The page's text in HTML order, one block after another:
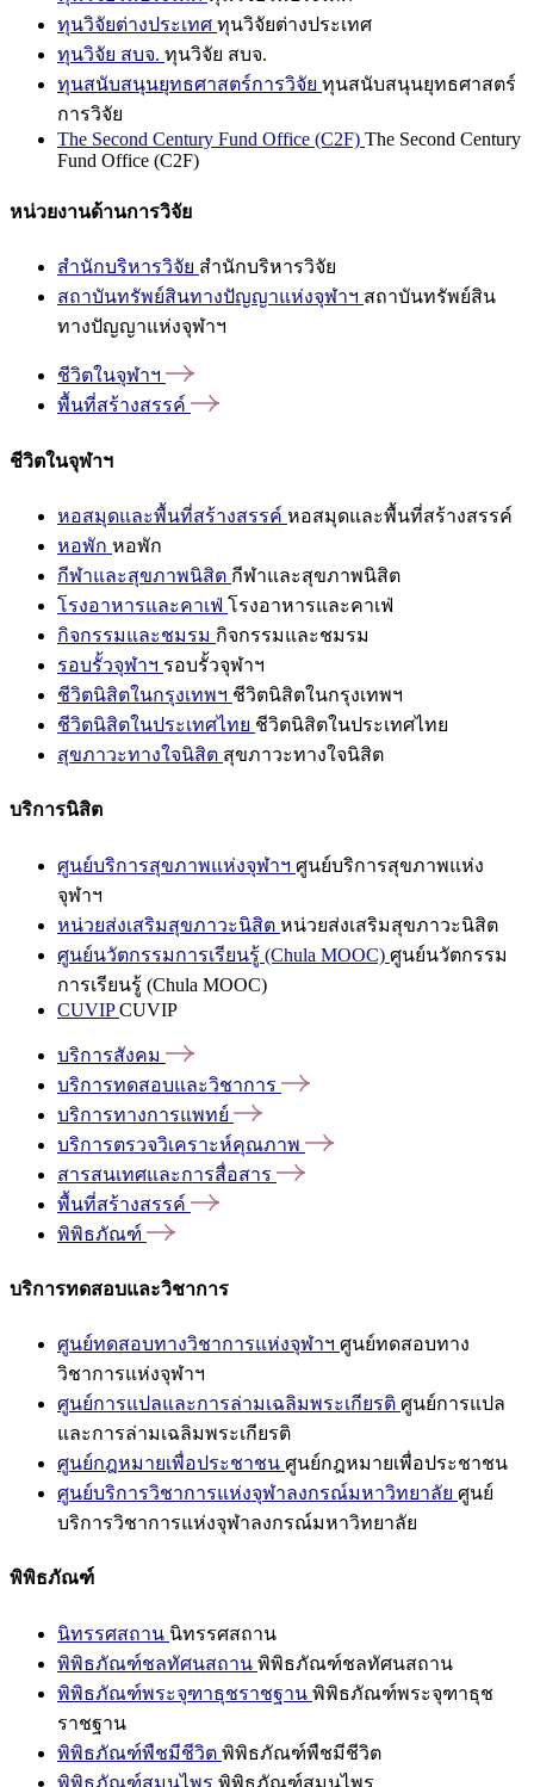
ทุนวิจัยต่างประเทศ ทุนวิจัยต่างประเทศ
ทุนวิจัย สบจ. ทุนวิจัย สบจ.
ทุนสนับสนุนยุทธศาสตร์การวิจัย ทุนสนับสนุนยุทธศาสตร์
การวิจัย
The Second Century Fund Office (C2F) The Second Century
Fund Office (C2F)
หน่วยงานด้านการวิจัย
สำนักบริหารวิจัย สำนักบริหารวิจัย
สถาบันทรัพย์สินทางปัญญาแห่งจุฬาฯ สถาบันทรัพย์สิน
ทางปัญญาแห่งจุฬาฯ
ชีวิตในจุฬาฯ
พื้นที่สร้างสรรค์
ชีวิตในจุฬาฯ
หอสมุดและพื้นที่สร้างสรรค์ หอสมุดและพื้นที่สร้างสรรค์
หอพัก หอพัก
กีฬาและสุขภาพนิสิต กีฬาและสุขภาพนิสิต
โรงอาหารและคาเฟ่ โรงอาหารและคาเฟ่
กิจกรรมและชมรม กิจกรรมและชมรม
รอบรั้วจุฬาฯ รอบรั้วจุฬาฯ
ชีวิตนิสิตในกรุงเทพฯ ชีวิตนิสิตในกรุงเทพฯ
ชีวิตนิสิตในประเทศไทย ชีวิตนิสิตในประเทศไทย
สุขภาวะทางใจนิสิต สุขภาวะทางใจนิสิต
บริการนิสิต
ศูนย์บริการสุขภาพแห่งจุฬาฯ ศูนย์บริการสุขภาพแห่ง
จุฬาฯ
หน่วยส่งเสริมสุขภาวะนิสิต หน่วยส่งเสริมสุขภาวะนิสิต
ศูนย์นวัตกรรมการเรียนรู้ (Chula MOOC) ศูนย์นวัตกรรม
การเรียนรู้ (Chula MOOC)
CUVIPCUVIP
บริการสังคม
บริการทดสอบและวิชาการ
บริการทางการแพทย์
บริการตรวจวิเคราะห์คุณภาพ
สารสนเทศและการสื่อสาร
พื้นที่สร้างสรรค์
พิพิธภัณฑ์
บริการทดสอบและวิชาการ
ศูนย์ทดสอบทางวิชาการแห่งจุฬาฯ ศูนย์ทดสอบทาง
วิชาการแห่งจุฬาฯ
ศูนย์การแปลและการล่ามเฉลิมพระเกียรติ ศูนย์การแปล
และการล่ามเฉลิมพระเกียรติ
ศูนย์กฎหมายเพื่อประชาชน ศูนย์กฎหมายเพื่อประชาชน
ศูนย์บริการวิชาการแห่งจุฬาลงกรณ์มหาวิทยาลัย ศูนย์
บริการวิชาการแห่งจุฬาลงกรณ์มหาวิทยาลัย
พิพิธภัณฑ์
นิทรรศสถาน นิทรรศสถาน
พิพิธภัณฑ์ชลทัศนสถาน พิพิธภัณฑ์ชลทัศนสถาน
พิพิธภัณฑ์พระจุฑาธุชราชฐาน พิพิธภัณฑ์พระจุฑาธุช
ราชฐาน
พิพิธภัณฑ์พืชมีชีวิต พิพิธภัณฑ์พืชมีชีวิต
พิพิธภัณฑ์สมุนไพร พิพิธภัณฑ์สมุนไพร